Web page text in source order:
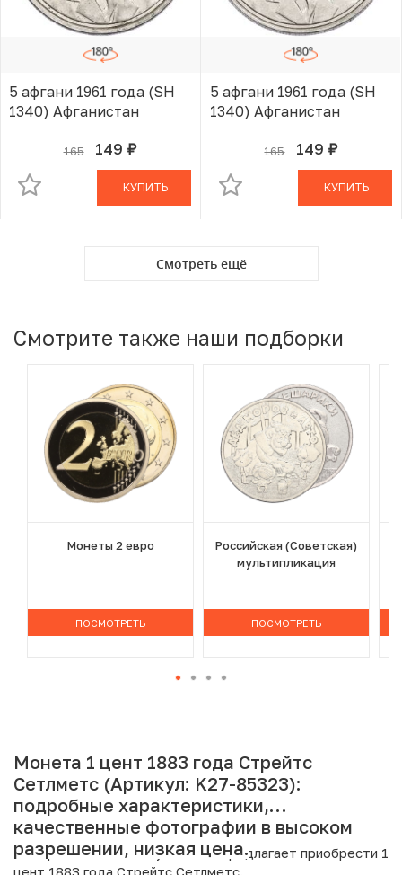
5 афгани 1961 года (SH
1340) Афганистан
165 149 руб.
В КОРЗИНЕ
КУПИТЬ
5 афгани 1961 года (SH
1340) Афганистан
165 149 руб.
В КОРЗИНЕ
КУПИТЬ
Смотреть ещё
Смотрите также наши подборки
Монеты 2 евро
ПОСМОТРЕТЬ
Российская (Советская)
мультипликация
ПОСМОТРЕТЬ
Монета 1 цент 1883 года Стрейтс
Сетлметс (Артикул: K27-85323):
подробные характеристики,
качественные фотографии в высоком
разрешении, низкая цена.
Интернет магазин «Нумизмат» предлагает приобрести 1
цент 1883 года Стрейтс Сетлметс.